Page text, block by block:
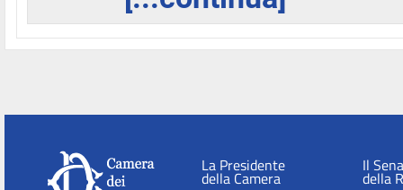
La Presidente
della Camera
Il
della